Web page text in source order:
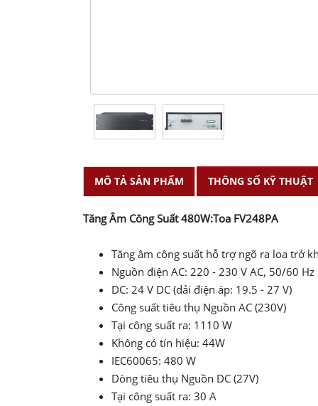
MÔ TẢ SẢN PHẨM THÔNG SỐ KỸ THUẬT
Tăng Âm Công Suất 480W:Toa FV248PA
Tăng âm công suất hỗ trợ ngõ ra loa trở
Nguồn điện AC: 220 - 230 V AC, 50/60 Hz
DC: 24 V DC (dải điện áp: 19.5 - 27 V)
Công suất tiêu thụ Nguồn AC (230V)
Tại công suất ra: 1110 W
Không có tín hiệu: 44W
IEC60065: 480 W
Dòng tiêu thụ Nguồn DC (27V)
Tại công suất ra: 30 A